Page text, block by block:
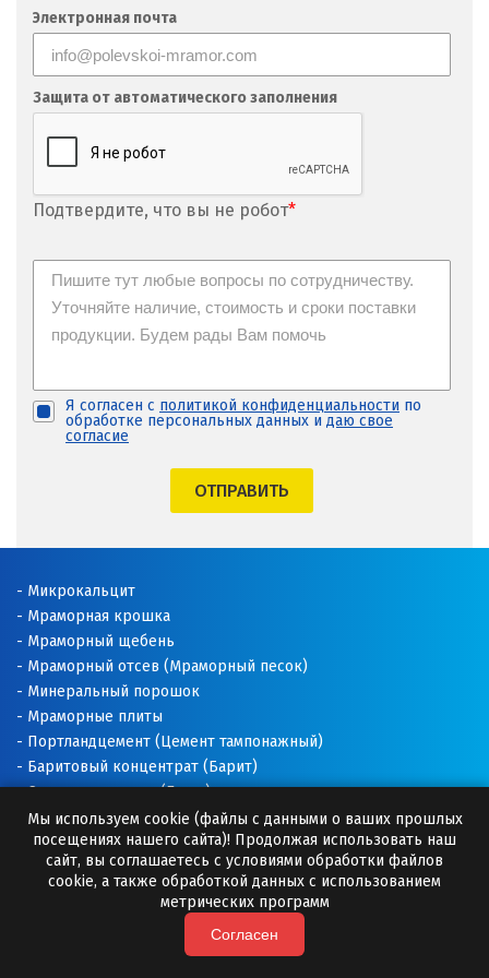
Х
Хабаровск
Ханты-Мансийск
Химки
Чебаркуль
Челябинск
Чехов
Чита
Электросталь
Ю
Югорск
Я
Ялуторовск
Ярославль
Электронная почта
Защита от автоматического заполнения
Подтвердите, что вы не робот*
Я согласен с политикой конфиденциальности по
обработке персональных данных и даю свое
согласие
ОТПРАВИТЬ
Микрокальцит
Мраморная крошка
Мраморный щебень
Мраморный отсев (Мраморный песок)
Минеральный порошок
Мраморные плиты
Портландцемент (Цемент тампонажный)
Баритовый концентрат (Барит)
Соль техническая (Галит)
Доломитовая мука
Известняковая мука
Добавки для буровых растворов
Буровые растворы
Премиксы (Минеральные добавки)
Мы используем cookie (файлы с данными о ваших прошлых
посещениях нашего сайта)! Продолжая использовать наш
сайт, вы соглашаетесь с условиями обработки файлов
cookie, а также обработкой данных с использованием
метрических программ
Согласен